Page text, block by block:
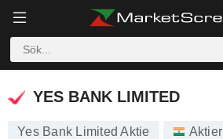
YES BANK LIMITED
YES BANK LIMITED
Yes Bank Limited Aktie Aktier